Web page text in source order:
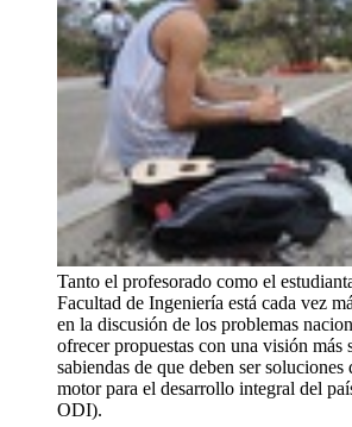
Tanto el profesorado como el
Facultad de Ingeniería está cada vez
en la discusión de los problemas
ofrecer propuestas con una visión más
sabiendas de que deben ser soluciones
motor para el desarrollo integral del
ODI).